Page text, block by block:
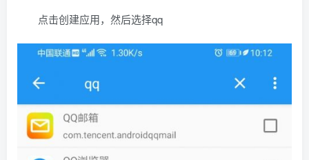
点击创建应用，然后选择qq